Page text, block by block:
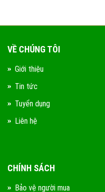
VỀ CHÚNG TÔI
Giới thiệu
Tin tức
Tuyển dụng
Liên hệ
CHÍNH SÁCH
Bảo vệ người mua